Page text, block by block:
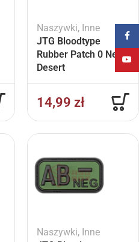
Naszywki, Inne
JTG Bloodtype
Rubber Patch 0 Neg
Desert
14,99zł
Naszywki, Inne